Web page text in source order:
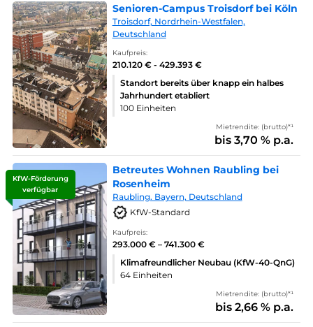
Senioren-Campus Troisdorf bei Köln
Troisdorf, Nordrhein-Westfalen,
Deutschland
Kaufpreis:
210.120 € - 429.393 €
Standort bereits über knapp ein halbes
Jahrhundert etabliert
100 Einheiten
Mietrendite: (brutto)*¹
bis 3,70 % p.a.
KfW-Förderung
verfügbar
Betreutes Wohnen Raubling bei
Rosenheim
Raubling. Bayern, Deutschland
KfW-Standard
Kaufpreis:
293.000 € – 741.300 €
Klimafreundlicher Neubau (KfW-40-QnG)
64 Einheiten
Mietrendite: (brutto)*¹
bis 2,66 % p.a.